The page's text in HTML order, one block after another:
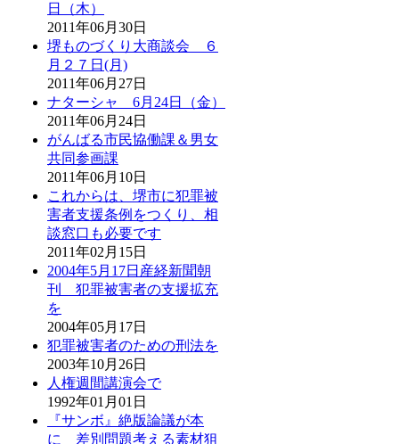
日（木）
2011年06月30日
堺ものづくり大商談会 ６
月２７日(月)
2011年06月27日
ナターシャ 6月24日（金）
2011年06月24日
がんばる市民協働課＆男女
共同参画課
2011年06月10日
これからは、堺市に犯罪被
害者支援条例をつくり、相
談窓口も必要です
2011年02月15日
2004年5月17日産経新聞朝
刊 犯罪被害者の支援拡充
を
2004年05月17日
犯罪被害者のための刑法を
2003年10月26日
人権週間講演会で
1992年01月01日
『サンボ』絶版論議が本
に 差別問題考える素材狙